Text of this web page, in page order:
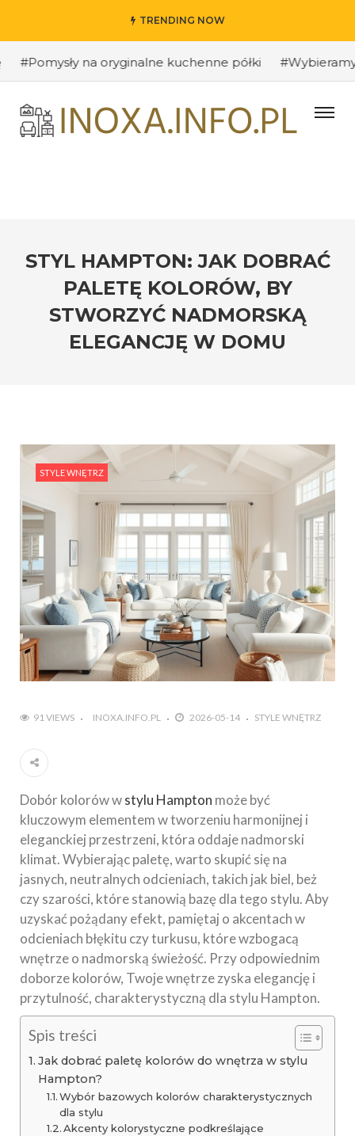
TRENDING NOW
na oryginalne kuchenne półki #Wybieramy
STYL HAMPTON: JAK DOBRAĆ
PALETĘ KOLORÓW, BY
STWORZYĆ NADMORSKĄ
ELEGANCJĘ W DOMU
STYLE WNĘTRZ
91 VIEWS INOXA.INFO.PL 2026-05-14 STYLE WNĘTRZ
Dobór kolorów wstylu Hampton może być
kluczowym elementem w tworzeniu harmonijnej i
eleganckiej przestrzeni, która oddaje nadmorski
klimat. Wybierając paletę, warto skupić się na
jasnych, neutralnych odcieniach, takich jak biel, beż
czy szarości, które stanowią bazę dla tego stylu. Aby
uzyskać pożądany efekt, pamiętaj o akcentach w
odcieniach błękitu czy turkusu, które wzbogacą
wnętrze o nadmorską świeżość. Przy odpowiednim
doborze kolorów, Twoje wnętrze zyska elegancję i
przytulność, charakterystyczną dla stylu Hampton.
Spis treści
Jak dobrać paletę kolorów do wnętrza w stylu
Hampton?
Wybór bazowych kolorów charakterystycznych
dla stylu
Akcenty kolorystyczne podkreślające